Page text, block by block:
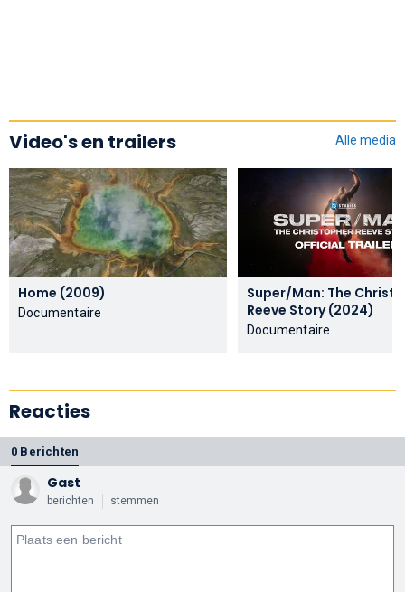
Video's en trailers Alle media
Home (2009)
Documentaire
Super/Man: The
Reeve Story (2024)
Documentaire
Reacties
0 Berichten
Gast
berichten stemmen